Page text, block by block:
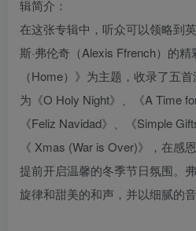
辑简介：
在这张专辑中，听众可以领略到
斯·弗伦奇（Alexis Ffrench）的
（Home）》为主题，收录了五
为《O Holy Night》、《A Time
《Feliz Navidad》、《Simple
《 Xmas (War is Over)》，在感
提前开启温馨的冬季节日氛围。
旋律和甜美的和声，并以细腻的